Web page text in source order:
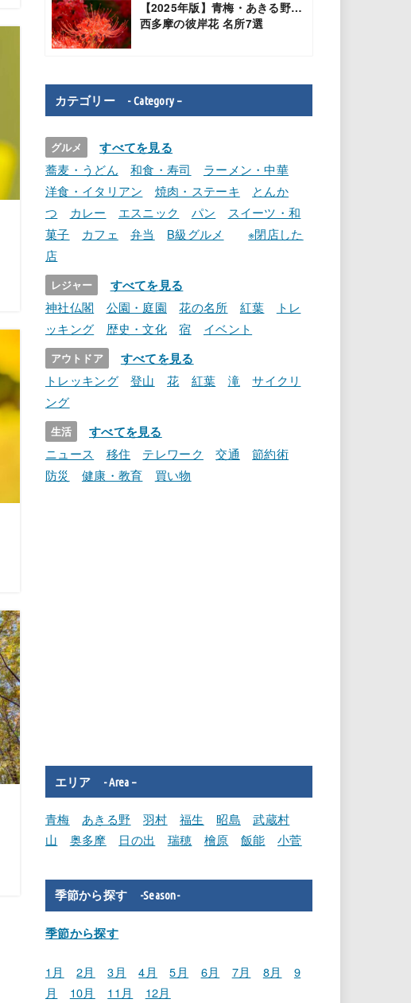
【2025年版】青梅・あきる野…
西多摩の彼岸花 名所7選
カテゴリー - Category –
グルメ すべてを見る
蕎麦・うどん 和食・寿司
ラーメン・中華
洋食・イタリアン
焼肉・ステーキ
とんか
つ
カレー エスニック パン
スイーツ・和
菓子
カフェ 弁当 B級グルメ
※閉店した
店
レジャー すべてを見る
神社仏閣 公園・庭園 花の名所 紅葉
トレ
ッキング
歴史・文化 宿 イベント
アウトドア すべてを見る
トレッキング 登山 花 紅葉 滝
サイクリ
ング
生活 すべてを見る
ニュース 移住 テレワーク 交通
節約術
防災
健康・教育 買い物
エリア - Area –
青梅 あきる野 羽村 福生 昭島
武蔵村
山
奥多摩 日の出 瑞穂 檜原 飯能 小菅
季節から探す -Season-
季節から探す
1月 2月 3月 4月 5月 6月 7月 8月
9
月
10月 11月 12月